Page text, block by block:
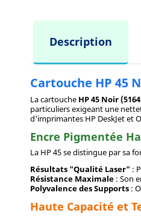
Description
Cartouche HP 45
La cartouche HP 45 Noir
particuliers exigeant une
d'imprimantes HP DeskJet et
Encre Pigmentée
La HP 45 se distingue par sa
Résultats "Qualité Laser" :
Résistance Maximale : Son
Polyvalence des Supports :
Haute Capacité et